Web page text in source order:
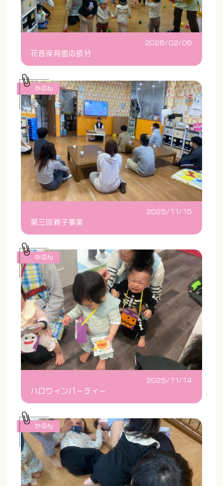
2026/02/06
花音保育園の節分
2025/11/15
第三回親子事業
かのん
2025/11/14
ハロウィンパーティー
かのん
かのん